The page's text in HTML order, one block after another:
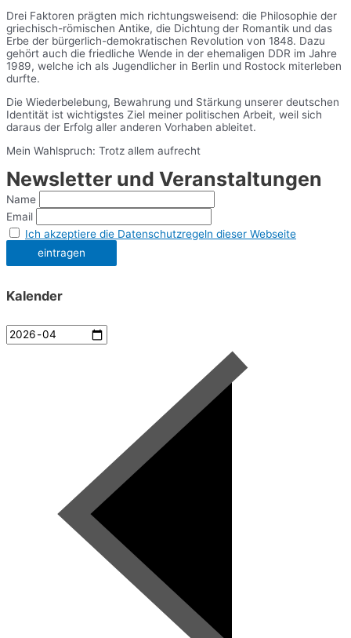
Drei Faktoren prägten mich richtungsweisend: die Philosophie der
griechisch-römischen Antike, die Dichtung der Romantik und das
Erbe der bürgerlich-demokratischen Revolution von 1848. Dazu
gehört auch die friedliche Wende in der ehemaligen DDR im Jahre
1989, welche ich als Jugendlicher in Berlin und Rostock miterleben
durfte.
Die Wiederbelebung, Bewahrung und Stärkung unserer deutschen
Identität ist wichtigstes Ziel meiner politischen Arbeit, weil sich
daraus der Erfolg aller anderen Vorhaben ableitet.
Mein Wahlspruch: Trotz allem aufrecht
Newsletter und Veranstaltungen
Name
Email
Ich akzeptiere die Datenschutzregeln dieser Webseite
Kalender